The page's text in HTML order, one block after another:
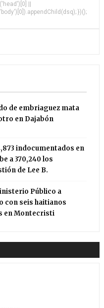
||
})();
de embriaguez mata
en Dajabón
indocumentados en
a 370,240 los
de Lee B.
Público a
con seis haitianos
en Montecristi